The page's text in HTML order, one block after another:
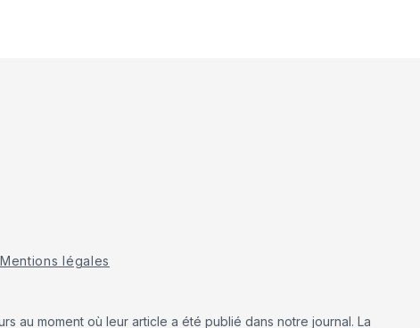
Mentions légales
au moment où leur article a été publié dans notre journal. La